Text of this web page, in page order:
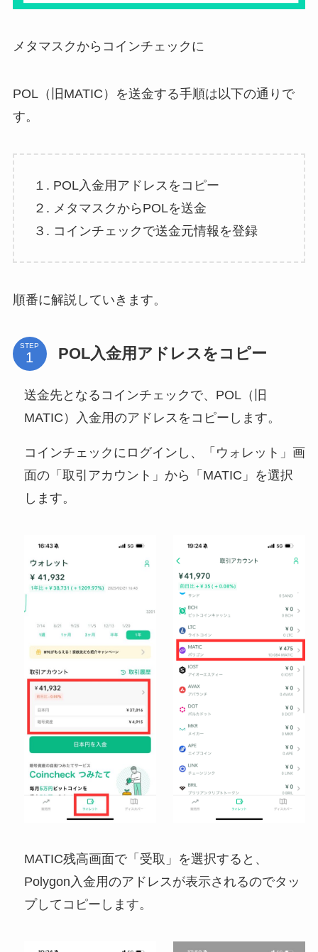
メタマスクからコインチェックに
POL（旧MATIC）を送金する手順は以下の通りで
す。
１. POL入金用アドレスをコピー
２. メタマスクからPOLを送金
３. コインチェックで送金元情報を登録
順番に解説していきます。
STEP POL入金用アドレスをコピー
送金先となるコインチェックで、POL（旧
MATIC）入金用のアドレスをコピーします。
コインチェックにログインし、「ウォレット」画
面の「取引アカウント」から「MATIC」を選択
します。
MATIC残高画面で「受取」を選択すると、
Polygon入金用のアドレスが表示されるのでタッ
プしてコピーします。